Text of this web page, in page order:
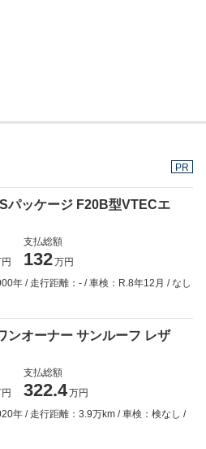
PR
パッケージ F20B型VTECエ
支払総額
132万円
年
走行距離：- 車検：R.8年12月 なし
ンオーナー サンルーフ レザ
支払総額
322.4万円
年
走行距離：3.9万km
車検：検なし